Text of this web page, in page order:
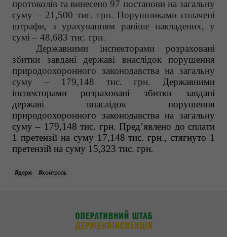
протоколів та винесено 97 постанови на загальну
суму – 21,500 тис. грн. Порушниками сплачені
штрафи, з урахуванням раніше накладених, у
сумі – 48,683 тис. грн.
Державними інспекторами розраховані
збитки завдані державі внаслідок порушення
природоохоронного законодавства на загальну
суму – 179,148 тис. грн. Державними
інспекторами розраховані збитки завдані
державі внаслідок порушення
природоохоронного законодавства на загальну
суму – 179,148 тис. грн.Пред’явлено до сплати
1 претензії на суму 17,148 тис. грн., стягнуто 1
претензій на суму 15,323 тис. грн.
#держ #контроль